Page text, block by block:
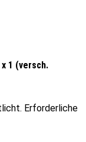
1 (versch.
Erforderliche